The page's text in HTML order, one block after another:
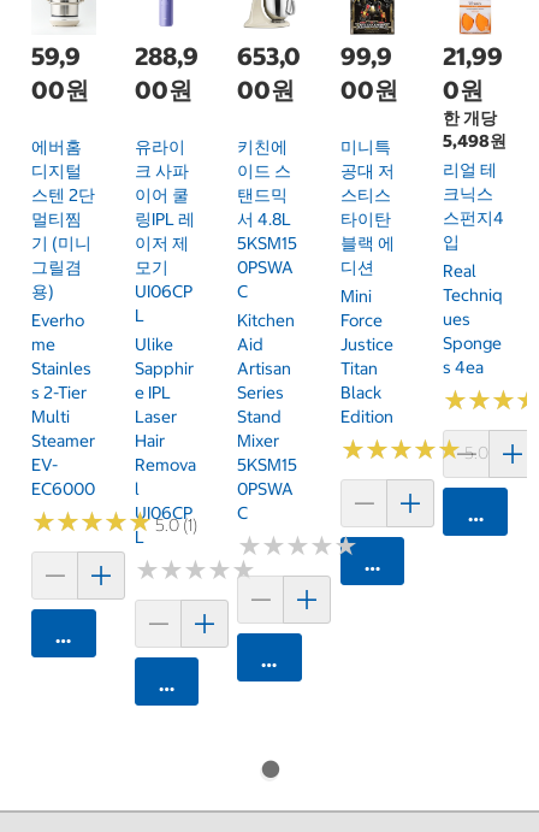
59,9
00원
에버홈
디지털
스텐 2단
멀티찜
기 (미니
그릴겸
용)
Everho
Me
Stainles
S 2-Tier
Multi
Steamer
EV-
EC6000
★★★★★
★★★★★5.0 (1)
카트에 담기
288,9
00원
유라이
크 사파
이어 쿨
링IPL 레
이저 제
모기
UI06CP
L
Ulike
Sapphir
E IPL
Laser
Hair
Remova
L
UI06CP
L
★★★★★
★★★★★
카트에 담기
653,0
00원
키친에
이드 스
탠드믹
서 4.8L
5KSM15
0PSWA
C
Kitchen
Aid
Artisan
Series
Stand
Mixer
5KSM15
0PSWA
C
★★★★★
★★★★★
카트에 담기
99,9
00원
미니특
공대 저
스티스
타이탄
블랙 에
디션
Mini
Force
Justice
Titan
Black
Edition
★★★★★
★★★★★5.0 (1)
카트에 담기
21,99
0원
한 개당
5,498원
리얼 테
크닉스
스펀지4
입
Real
Techniq
Ues
Sponge
S 4ea
★★★
★★★
카트에